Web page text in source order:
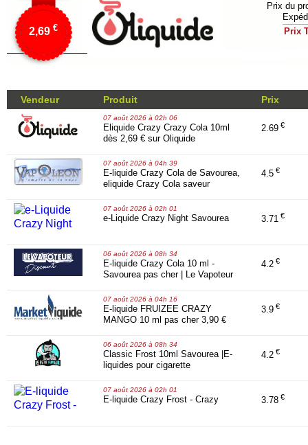
2,69€
Prix du
Prix
Vendeur Produit Prix
07 août 2026 à 02h 06
Eliquide Crazy Crazy Cola 10ml
dès 2,69 € sur Oliquide
2.69 €
07 août 2026 à 04h 39
E-liquide Crazy Cola de Savourea,
eliquide Crazy Cola saveur
de bonbons cola | Vapoleon
4.5 €
07 août 2026 à 02h 01
e-Liquide Crazy Night Savourea 3.71 €
06 août 2026 à 08h 34
E-liquide Crazy Cola 10 ml -
Savourea pas cher | Le Vapoteur
4.2 €
07 août 2026 à 04h 16
E-liquide FRUIZEE CRAZY
MANGO 10 ml pas cher 3,90 €
3.9 €
06 août 2026 à 08h 34
Classic Frost 10ml Savourea |E-
liquides pour cigarette
4.2 €
07 août 2026 à 02h 01
E-liquide Crazy Frost - Crazy 3.78 €